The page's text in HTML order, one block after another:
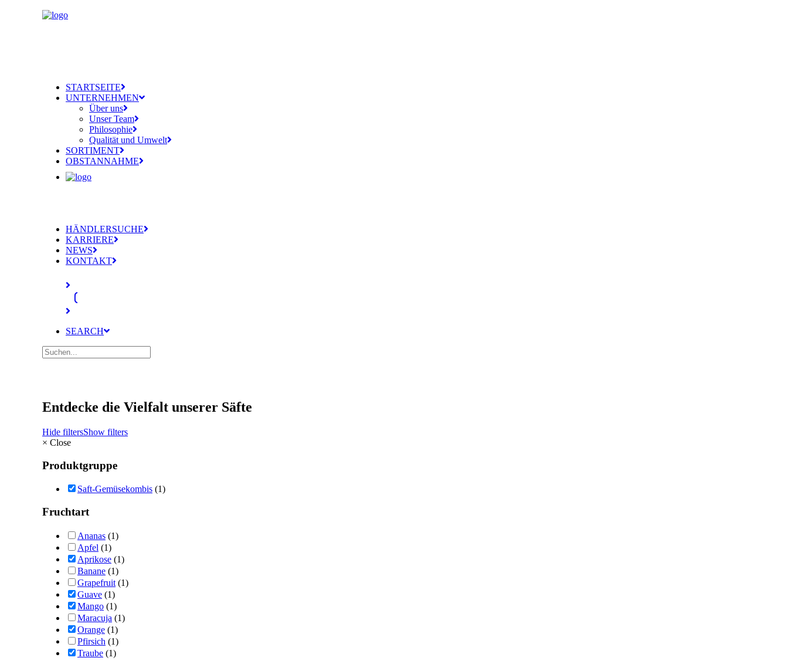
STARTSEITE
UNTERNEHMEN
Über uns
Unser Team
Philosophie
Qualität und Umwelt
SORTIMENT
OBSTANNAHME
HÄNDLERSUCHE
KARRIERE
NEWS
KONTAKT
SEARCH
Entdecke die Vielfalt unserer Säfte
Hide filtersShow filters
× Close
Produktgruppe
Saft-Gemüsekombis (1)
Fruchtart
Ananas (1)
Apfel (1)
Aprikose (1)
Banane (1)
Grapefruit (1)
Guave (1)
Mango (1)
Maracuja (1)
Orange (1)
Pfirsich (1)
Traube (1)